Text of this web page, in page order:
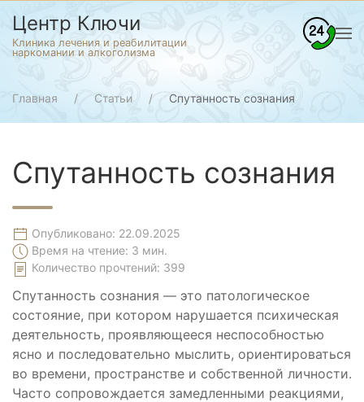
Центр Ключи
Клиника лечения и реабилитации
наркомании и алкоголизма
Главная Статьи Спутанность сознания
Спутанность сознания
Опубликовано: 22.09.2025
Время на чтение: 3 мин.
Количество прочтений: 399
Спутанность сознания — это патологическое
состояние, при котором нарушается психическая
деятельность, проявляющееся неспособностью
ясно и последовательно мыслить, ориентироваться
во времени, пространстве и собственной личности.
Часто сопровождается замедленными реакциями,